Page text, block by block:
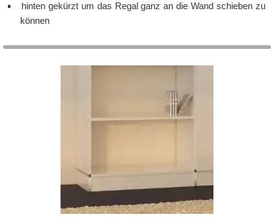
hin­ten ge­kürzt um das Re­gal ganz an die Wand schie­ben zu
kön­nen